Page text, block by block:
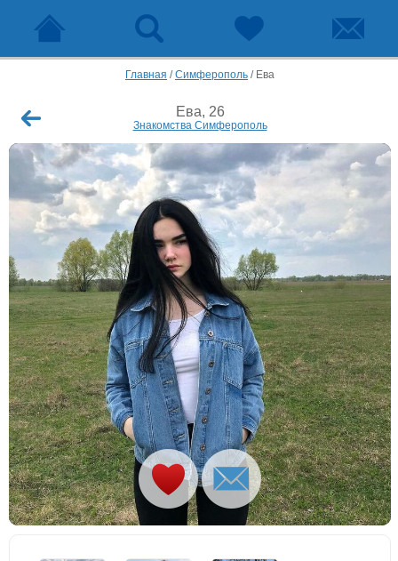
Главная /Симферополь / Ева
Ева, 26
Знакомства Симферополь